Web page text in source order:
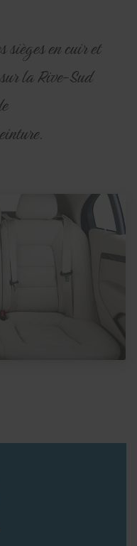
sièges en cuir et
la Rive-Sud